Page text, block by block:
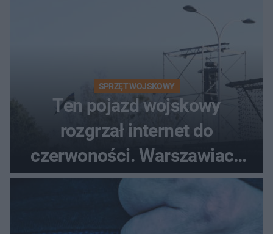
SPRZĘT WOJSKOWY
Ten pojazd wojskowy
rozgrzał internet do
czerwoności. Warszawiacy
pytali, czy to Mad Max!